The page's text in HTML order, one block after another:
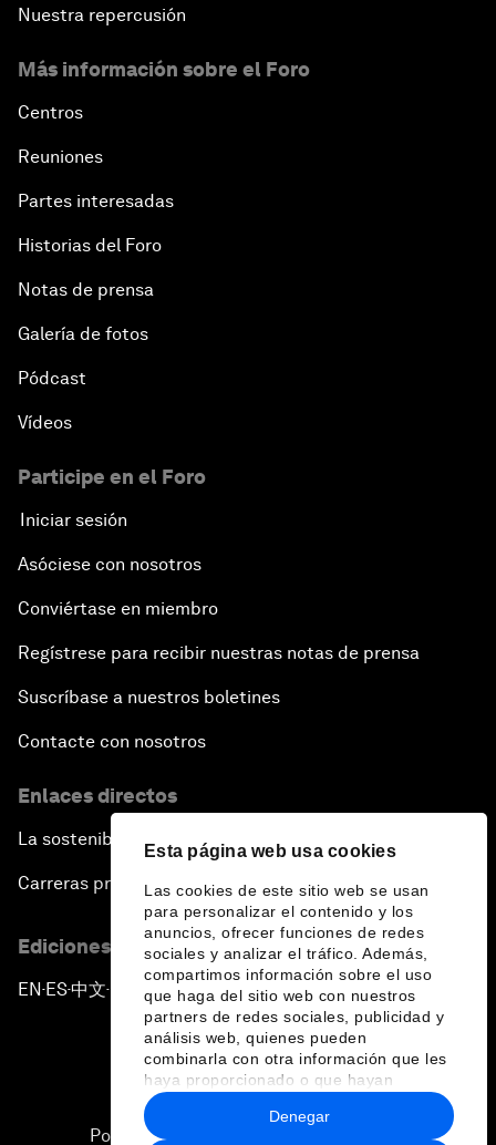
Esta página web usa cookies
Las cookies de este sitio web se usan
para personalizar el contenido y los
anuncios, ofrecer funciones de redes
sociales y analizar el tráfico. Además,
compartimos información sobre el uso
que haga del sitio web con nuestros
partners de redes sociales, publicidad y
análisis web, quienes pueden
combinarla con otra información que les
haya proporcionado o que hayan
recopilado a partir del uso que haya
hecho de sus servicios.
Denegar
Nuestra repercusión
Más información sobre el Foro
Centros
Reuniones
Partes interesadas
Historias del Foro
Notas de prensa
Galería de fotos
Pódcast
Vídeos
Participe en el Foro
Iniciar sesión
Asóciese con nosotros
Conviértase en miembro
Regístrese para recibir nuestras notas de prensa
Suscríbase a nuestros boletines
Contacte con nosotros
Enlaces directos
La sostenibilidad en el Foro
Carreras profesionales
Ediciones en otros idiomas
EN ▪ ES▪中文▪ 日本語
Política de privacidad y normas de uso